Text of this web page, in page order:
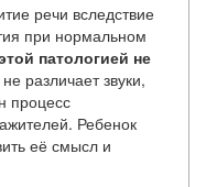
речи вследствие
при нормальном
патологией не
не различает звуки,
процесс
Ребенок
её смысл и